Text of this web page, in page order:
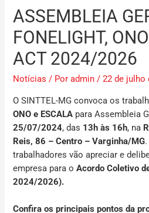
ASSEMBLEIA
FONELIGHT,
ACT 2024/2026
Notícias / Poradmin /22 de julho
O SINTTEL-MG convoca os
ONO e ESCALA para Assembleia
25/07/2024, das 13h às 16h, na
Reis, 86 – Centro – Varginha/MG
trabalhadores vão apreciar e
empresa para oAcordo Coletivo
2024/2026).
Confira os principais pontos da